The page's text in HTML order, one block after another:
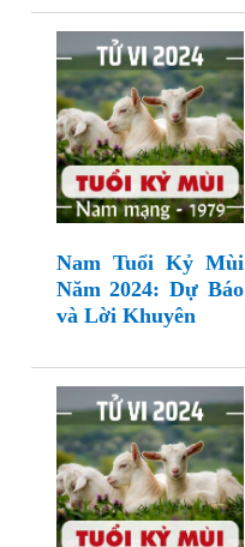
Nam Tuổi Kỷ Mùi
Năm 2024: Dự Báo
và Lời Khuyên